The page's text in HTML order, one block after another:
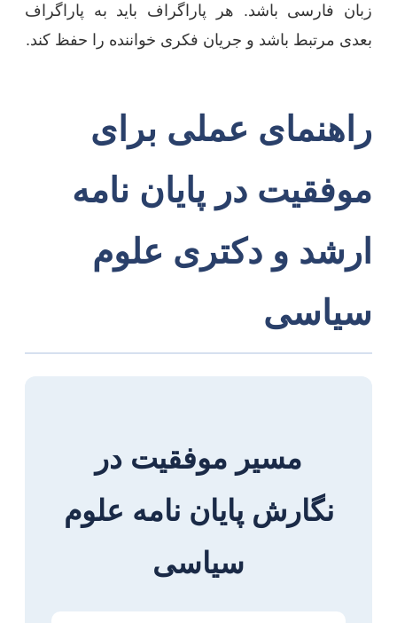
زبان فارسی باشد. هر پاراگراف باید به پاراگراف
بعدی مرتبط باشد و جریان فکری خواننده را حفظ کند.
راهنمای عملی برای
موفقیت در پایان نامه
ارشد و دکتری علوم
سیاسی
مسیر موفقیت در
نگارش پایان نامه علوم
سیاسی